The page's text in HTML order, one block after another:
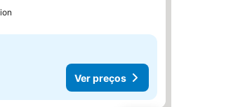
Ver preços